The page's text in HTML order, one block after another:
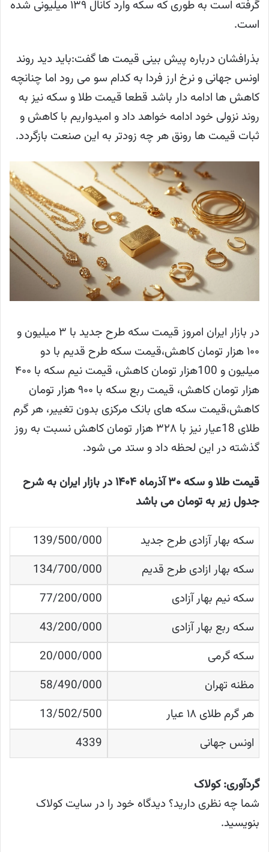
گرفته است به طوری که سکه وارد کانال ۱۳۹ میلیونی شده
است.
بذرافشان درباره پیش بینی قیمت ها گفت:باید دید روند
اونس جهانی و نرخ ارز فردا به کدام سو می رود اما چنانچه
کاهش ها ادامه دار باشد قطعا قیمت طلا و سکه نیز به
روند نزولی خود ادامه خواهد داد و امیدواریم با کاهش و
ثبات قیمت ها رونق هر چه زودتر به این صنعت بازگردد.
در بازار ایران امروز قیمت سکه طرح جدید با ۳ میلیون و
۱۰۰ هزار تومان کاهش،قیمت سکه طرح قدیم با دو
میلیون و 100هزار تومان کاهش، قیمت نیم سکه با ۴۰۰
هزار تومان کاهش، قیمت ربع سکه با ۹۰۰ هزار تومان
کاهش،قیمت سکه های بانک مرکزی بدون تغییر، هر گرم
طلای 18عیار نیز با ۳۲۸ هزار تومان کاهش نسبت به روز
گذشته در این لحظه داد و ستد می شود.
قیمت طلا و سکه ۳۰ آذرماه ۱۴۰۴ در بازار ایران به شرح
جدول زیر به تومان می باشد
سکه بهار آزادی طرح جدید
139/500/000
سکه بهار ازادی طرح قدیم
134/700/000
سکه نیم بهار آزادی
77/200/000
سکه ربع بهار آزادی
43/200/000
سکه گرمی
20/000/000
مظنه تهران
58/490/000
هر گرم طلای ۱۸ عیار
13/502/500
اونس جهانی
4339
گردآوری: کولاک
شما چه نظری دارید؟ دیدگاه خود را در سایت کولاک
بنویسید.